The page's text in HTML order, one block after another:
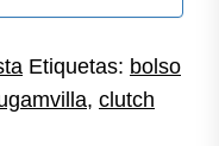
Etiquetas: bolso
, clutch